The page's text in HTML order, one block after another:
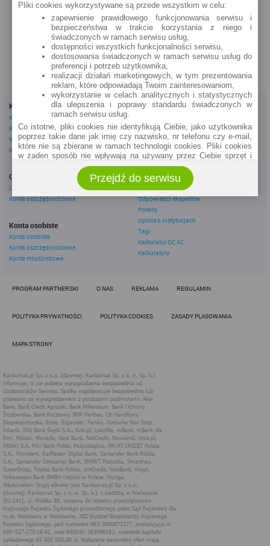
Świnoujście
Pl. Słowiański 2
zobacz na mapie »
Kredyty
Kredyty gotówkowe
Kredyty hipoteczne
Kredyty konsolidacyjne
Kredyty na samochód
Oszczędzanie
Lokaty
Konta oszczędnościowe
Konta osobiste
Konta osobiste
Konta oszczędnościowe
Konta młodzieżowe
Dla firm
Konta firmowe
Leasingi
Inne
eBroker Ekstra
Odpowiedzi ekspertów
Porady
Opinie o instytucjach
Tagi
Kalkulator OC AC
Kalkulatory
PROGRAM PARTNERSKI O NAS REKLAMA REGULAMIN
POLITYKA PRYWATNOŚCI POLITYKA COOKIES ZASADY PLASOWANIA
MAPA STRONY
Pliki cookies wykorzystywane są przede wszystkim w celu:
zapewnienie prawidłowego funkcjonowania serwisu i
bezpieczeństwa w trakcie korzystania z niego i
świadczonych w ramach serwisu usług,
dostępności wszystkich funkcjonalności serwisu,
dostosowania świadczonych w ramach serwisu usług do
preferencji i potrzeb użytkownika,
realizacji działań marketingowych, w tym prezentowania
reklam, które odpowiadają Twoim zainteresowaniom,
wykorzystanie w celach analitycznych i statystycznych
dla ulepszenia i poprawy standardu świadczonych w
ramach serwisu usług.
Co istotne, pliki cookies nie identyfikują Ciebie, jako użytkownika
poprzez takie dane jak imię czy nazwisko, nr telefonu czy e-mail,
które nie są zbierane w ramach technologii cookies. Pliki cookies
w żaden sposób nie wpływają na używany przez Ciebie sprzęt i
Zakres wykorzystywania plików cookies możliwy jest do
określenia w ustawieniach przeglądarki każdego użytkownika. Bez
wprowadzenia zmian ustawień, informacje w plikach cookies mogą
być zapisywane w pamięci Twojego urządzenia.
Administratorem danych pozyskiwanych w technologii cookies jest
spółka Rankomat.pl Sp. z o.o. (dawniej: Rankomat Sp. z o. o. Sp.
k.) z siedzibą w Warszawie, ul. Wolska 88, 01 - 141 Warszawa.
Możesz jako użytkownik w każdym czasie skontaktować się z
administratorem pod adresem bok@ebroker.pl, jak również wyrazić
obowiązującym prawem (zgodnie z tzw. RODO) w ramach tzw.
dostosowanie usług, świadczonych w ramach serwisu do potrzeb
Polityka Cookies serwisów
internetowych spółki Rankomat.pl Sp. z
o.o. (dawniej: Rankomat Sp. z o. o. Sp.
k.)
Rankomat.pl Sp. z o.o. (dawniej: Rankomat Sp. z o. o. Sp. k.), z
siedzibą w Warszawie (01-141), ul. Wolska 88, wpisana do rejestru
przedsiębiorców Krajowego Rejestru Sądowego prowadzonego
przez Sąd Rejonowy dla m.st. Warszawy w Warszawie, XIII
Wydział Gospodarczy Krajowego Rejestru Sądowego, pod
numerem KRS 0000877277, posiadająca nr NIP: 527-275-18-81,
oraz REGON: 363096183, zwana dalej "Rankomat" wykorzystuje
na swoich stronach internetowych technologię "cookies".
Zasady wykorzystania informacji dostarczonych przez
użytkownika w ramach technologii cookies w trakcie korzystania
ze stron internetowych i Rankomat określa niniejszy dokument.
Przejdź do serwisu